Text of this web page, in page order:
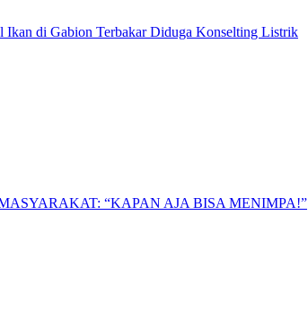
di Gabion Terbakar Diduga Konselting Listrik
“KAPAN AJA BISA MENIMPA!”